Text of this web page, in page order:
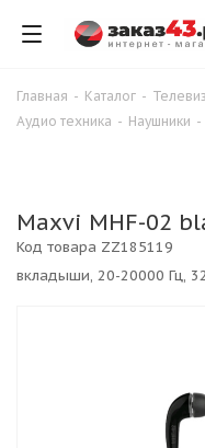
Главная - Каталог -
Аудио техника - Наушники -
Maxvi MHF-02
вкладыши, 20-20000 Гц,
Код товара ZZ185119